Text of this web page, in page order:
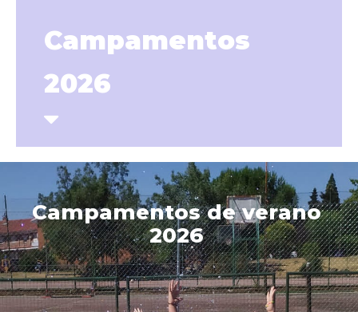
Campamentos
2026
Campamentos de verano
2026